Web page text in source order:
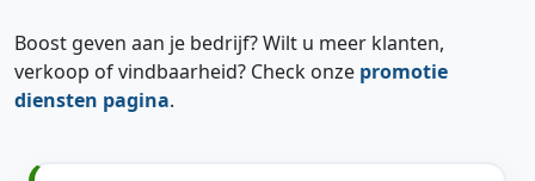
Boost geven aan je bedrijf? Wilt u meer klanten,
verkoop of vindbaarheid? Check onze promotie
diensten pagina.